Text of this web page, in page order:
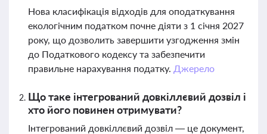
Нова класифікація відходів для оподаткування
екологічним податком почне діяти з 1 січня 2027
року, що дозволить завершити узгодження змін
до Податкового кодексу та забезпечити
правильне нарахування податку. Джерело
Що таке інтегрований довкіллєвий дозвіл і
хто його повинен отримувати?
Інтегрований довкіллєвий дозвіл — це документ,